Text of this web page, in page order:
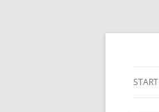
Zum
START